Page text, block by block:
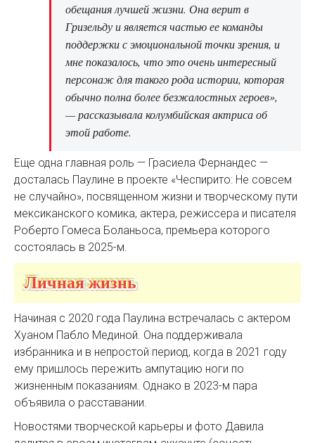
обещания лучшей жизни. Она верит в
Гризельду и является частью ее команды
поддержки с эмоциональной точки зрения, и
мне показалось, что это очень интересный
персонаж для такого рода истории, которая
обычно полна более безжалостных героев»,
— рассказывала колумбийская актриса об
этой работе.
Еще одна главная роль — Грасиела Фернандес —
досталась Паулине в проекте «Чеспирито: Не совсем
не случайно», посвященном жизни и творческому пути
мексиканского комика, актера, режиссера и писателя
Роберто Гомеса Боланьоса, премьера которого
состоялась в 2025-м.
Личная жизнь
Начиная с 2020 года Паулина встречалась с актером
Хуаном Пабло Мединой. Она поддерживала
избранника и в непростой период, когда в 2021 году
ему пришлось пережить ампутацию ноги по
жизненным показаниям. Однако в 2023-м пара
объявила о расставании.
Новостями творческой карьеры и фото Давила